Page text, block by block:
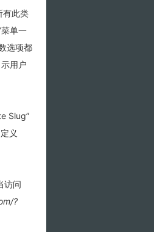
有此类
单一
选项都
用户
Slug”
义
访问
?